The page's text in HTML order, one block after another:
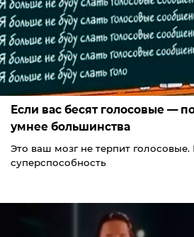
Если вас бесят голосовые —
умнее большинства
Это ваш мозг не терпит голосовые.
суперспособность